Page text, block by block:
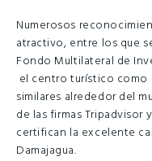
Numerosos
atractivo, entre los que
Fondo Multilateral de
el centro turístico
similares alrededor del
de las firmas Tripadvisor
certifican la excelente
Damajagua.